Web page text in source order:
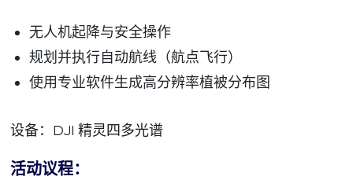
无人机起降与安全操作
规划并执行自动航线（航点飞行）
使用专业软件生成高分辨率植被分布图
设备：DJI 精灵四多光谱
活动议程：